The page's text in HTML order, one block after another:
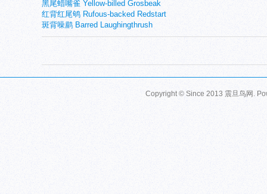
黑尾蜡嘴雀 Yellow-billed Grosbeak
红背红尾鸲 Rufous-backed Redstart
斑背噪鹛 Barred Laughingthrush
Copyright © Since 2013 震旦鸟网 .